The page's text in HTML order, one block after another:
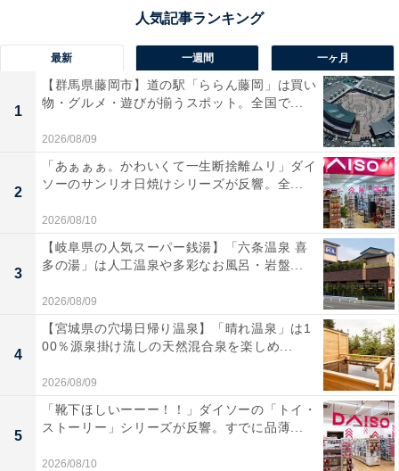
最新 一週間 一ヶ月
1
【群馬県藤岡市】道の駅「ららん藤岡」は買い
物・グルメ・遊びが揃うスポット。全国で...
2026/08/09
2
「あぁぁぁ。かわいくて一生断捨離ムリ」ダイ
ソーのサンリオ日焼けシリーズが反響。全...
2026/08/10
3
【岐阜県の人気スーパー銭湯】「六条温泉 喜
多の湯」は人工温泉や多彩なお風呂・岩盤...
2026/08/09
4
【宮城県の穴場日帰り温泉】「晴れ温泉」は1
00％源泉掛け流しの天然混合泉を楽しめ...
2026/08/09
5
「靴下ほしいーーー！！」ダイソーの「トイ・
ストーリー」シリーズが反響。すでに品薄...
2026/08/10